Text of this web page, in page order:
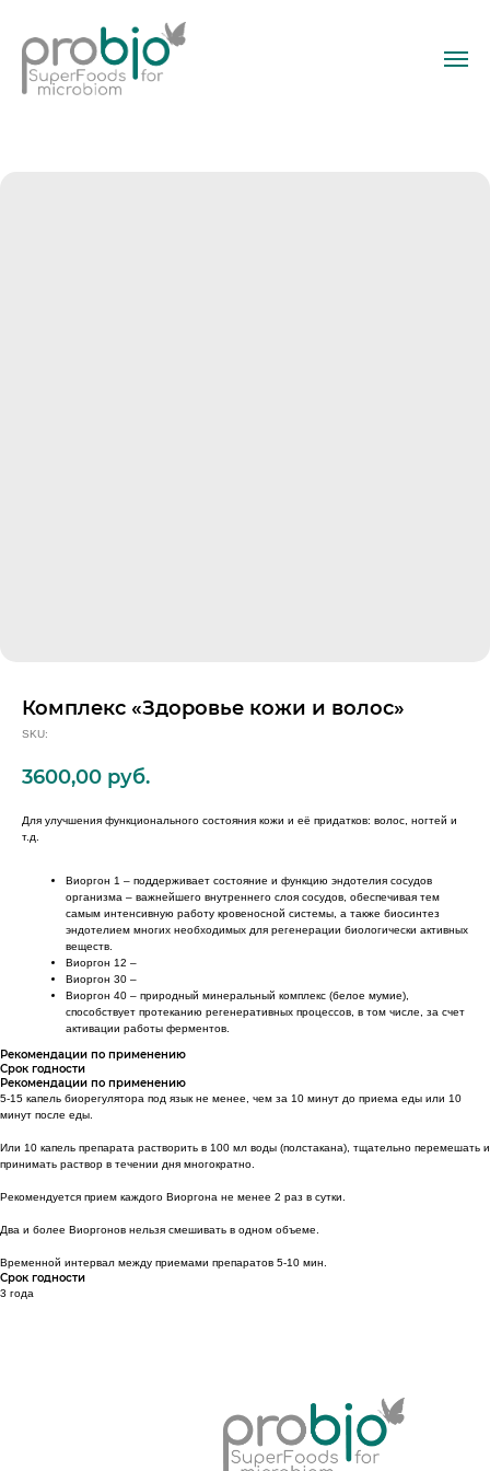
Комплекс «Здоровье кожи и волос»
SKU:
3600,00 руб.
Для улучшения функционального состояния кожи и её придатков: волос, ногтей и
т.д.
Виоргон 1 – поддерживает состояние и функцию эндотелия сосудов
организма – важнейшего внутреннего слоя сосудов, обеспечивая тем
самым интенсивную работу кровеносной системы, а также биосинтез
эндотелием многих необходимых для регенерации биологически активных
веществ.
Виоргон 12 –
Виоргон 30 –
Виоргон 40 – природный минеральный комплекс (белое мумие),
способствует протеканию регенеративных процессов, в том числе, за счет
активации работы ферментов.
Рекомендации по применению
Срок годности
Рекомендации по применению
5-15 капель биорегулятора под язык не менее, чем за 10 минут до приема еды или 10
минут после еды.
Или 10 капель препарата растворить в 100 мл воды (полстакана), тщательно перемешать и
принимать раствор в течении дня многократно.
Рекомендуется прием каждого Виоргона не менее 2 раз в сутки.
Два и более Виоргонов нельзя смешивать в одном объеме.
Временной интервал между приемами препаратов 5-10 мин.
Срок годности
3 года